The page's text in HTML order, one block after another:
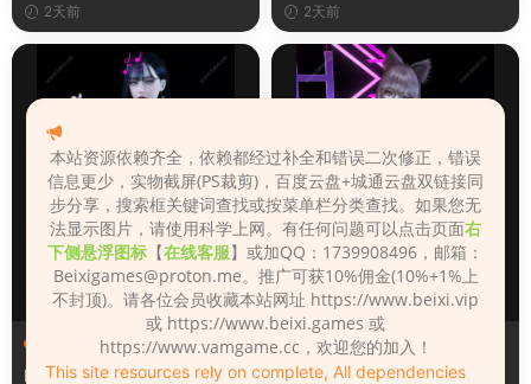
2天前 2天前
人物（Looks）
Monica_2_2_2
人物（Looks）
Lizhen2025
本站资源依赖齐全，依赖都经过补全和错误二次修正，错误
信息更少，实物截屏(PS裁剪)，百度云盘+城通云盘双链接同
步分享，搜索框关键词查找或按菜单栏分类查找。如果您无
法显示图片，请使用科学上网。有任何问题可以点击页面右
下侧悬浮图标 【在线客服】或加QQ：1739908496，邮箱：
Beixigames@proton.me。推广可获10%佣金(10%+1%上
不封顶)。请各位会员收藏本站网址 https://www.beixi.vip
或 https://www.beixi.games 或
https://www.vamgame.cc，欢迎您的加入！
This site resources rely on complete, All dependencies